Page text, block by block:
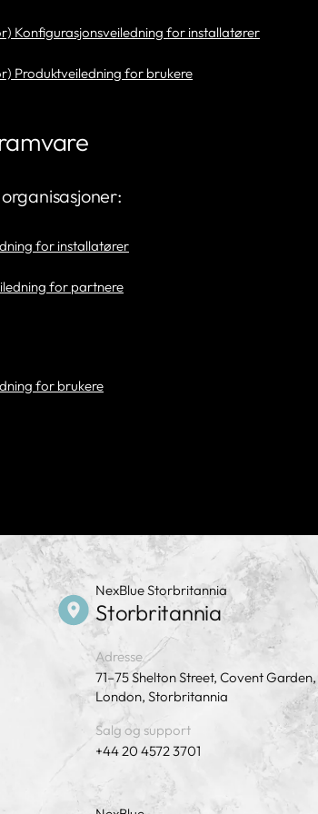
Konfigurasjonsveiledning for installatører
Produktveiledning for brukere
for installatører
for partnere
for brukere
NexBlue Storbritannia
Storbritannia
Adresse
71–75 Shelton Street, Covent
London, Storbritannia
Salg og support
+44 20 4572 3701